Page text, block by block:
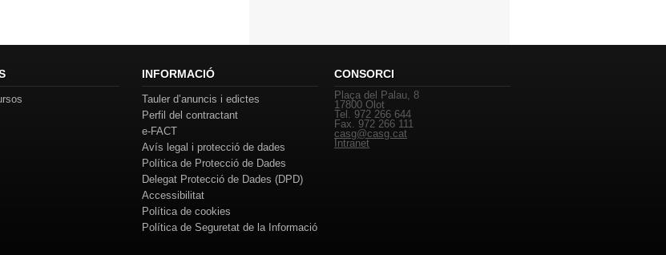
INFORMACIÓ
Tauler d’anuncis i edictes
Perfil del contractant
e-FACT
Avís legal i protecció de dades
Política de Protecció de Dades
Delegat Protecció de Dades (DPD)
Accessibilitat
Política de cookies
Política de Seguretat de la Informació
CONSORCI
Plaça del Palau, 8
17800 Olot
Tel. 972 266 644
Fax. 972 266 111
casg@casg.cat
Intranet